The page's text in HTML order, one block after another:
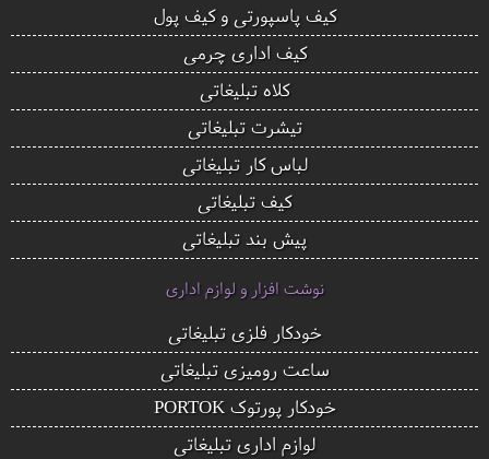
کیف پاسپورتی و کیف پول
کیف اداری چرمی
کلاه تبلیغاتی
تیشرت تبلیغاتی
لباس کار تبلیغاتی
کیف تبلیغاتی
پیش بند تبلیغاتی
نوشت افزار و لوازم اداری
خودکار فلزی تبلیغاتی
ساعت رومیزی تبلیغاتی
خودکار پورتوک PORTOK
لوازم اداری تبلیغاتی